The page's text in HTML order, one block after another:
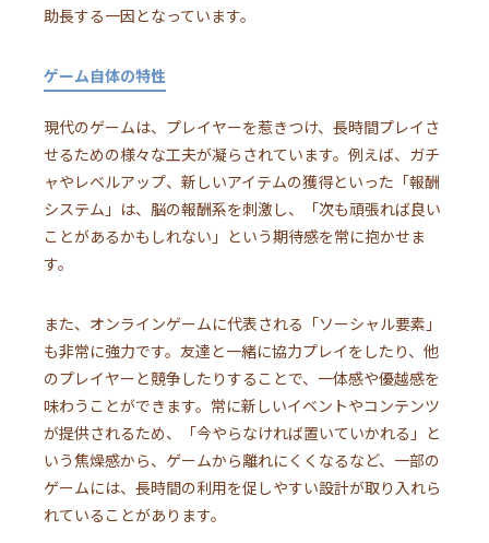
助長する一因となっています。
ゲーム自体の特性
現代のゲームは、プレイヤーを惹きつけ、長時間プレイさ
せるための様々な工夫が凝らされています。例えば、ガチ
ャやレベルアップ、新しいアイテムの獲得といった「報酬
システム」は、脳の報酬系を刺激し、「次も頑張れば良い
ことがあるかもしれない」という期待感を常に抱かせま
す。
また、オンラインゲームに代表される「ソーシャル要素」
も非常に強力です。友達と一緒に協力プレイをしたり、他
のプレイヤーと競争したりすることで、一体感や優越感を
味わうことができます。常に新しいイベントやコンテンツ
が提供されるため、「今やらなければ置いていかれる」と
いう焦燥感から、ゲームから離れにくくなるなど、一部の
ゲームには、長時間の利用を促しやすい設計が取り入れら
れていることがあります。